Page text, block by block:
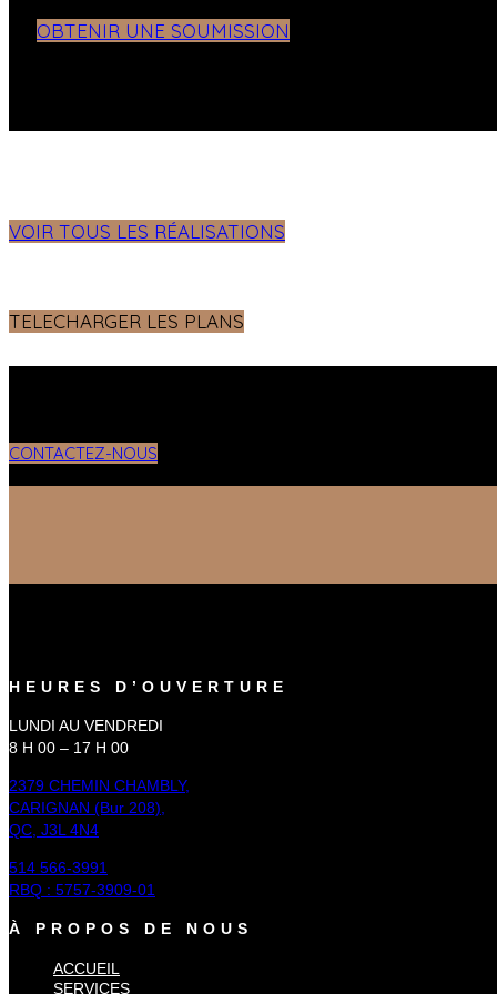
OBTENIR UNE SOUMISSION
VOIR TOUS LES RÉALISATIONS
TELECHARGER LES PLANS
CONTACTEZ-NOUS
HEURES D’OUVERTURE
LUNDI AU VENDREDI
8 H 00 – 17 H 00
2379 CHEMIN CHAMBLY,
CARIGNAN (Bur 208),
QC, J3L 4N4
514 566-3991
RBQ : 5757-3909-01
À PROPOS DE NOUS
ACCUEIL
SERVICES